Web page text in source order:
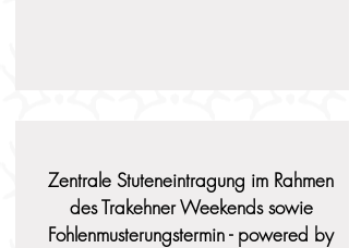
Zentrale Stuteneintragung im Rahmen
des Trakehner Weekends sowie
Fohlenmusterungstermin - powered by